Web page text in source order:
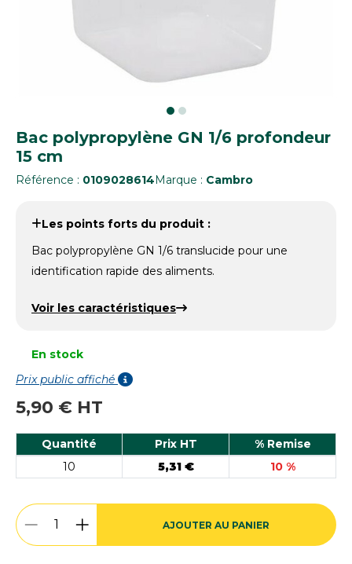
Bac polypropylène GN 1/6 profondeur
15 cm
Référence : 0109028614Marque : Cambro
Les points forts du produit :
Bac polypropylène GN 1/6 translucide pour une
identification rapide des aliments.
Voir les caractéristiques
En stock
Prix public affiché
5,90 € HT
Quantité Prix HT
% Remise
10
5,31 € 10 %
AJOUTER AU PANIER